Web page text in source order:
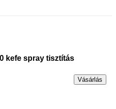
kefe spray tisztítás
Vásárlás